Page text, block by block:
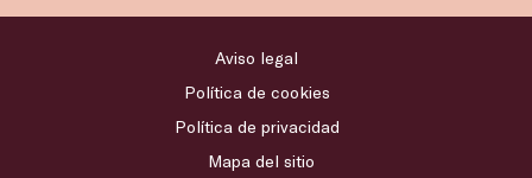
Aviso legal
Política de cookies
Política de privacidad
Mapa del sitio